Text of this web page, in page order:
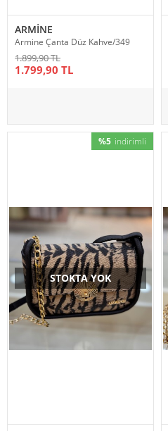
ARMİNE
Armine Çanta Düz Kahve/349
1.899,90 TL
1.799,90 TL
%5 indirimli
STOKTA YOK